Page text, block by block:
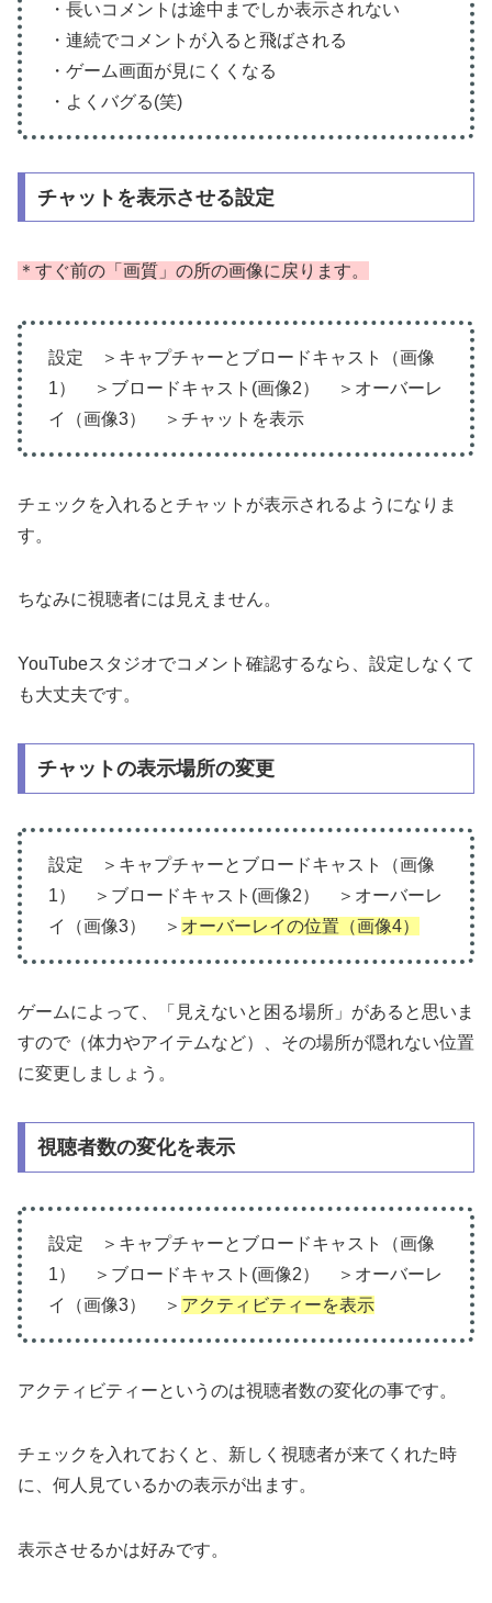
・長いコメントは途中までしか表示されない
・連続でコメントが入ると飛ばされる
・ゲーム画面が見にくくなる
・よくバグる(笑)
チャットを表示させる設定
＊ すぐ前の「画質」の所の画像に戻ります。
設定 ＞キャプチャーとブロードキャスト（画像
1） ＞ブロードキャスト(画像2） ＞オーバーレ
イ（画像3） ＞チャットを表示
チェックを入れるとチャットが表示されるようになりま
す。
ちなみに視聴者には見えません。
YouTubeスタジオでコメント確認するなら、設定しなくて
も大丈夫です。
チャットの表示場所の変更
設定 ＞キャプチャーとブロードキャスト（画像
1） ＞ブロードキャスト(画像2） ＞オーバーレ
イ（画像3） ＞ オーバーレイの位置（画像4）
ゲームによって、「見えないと困る場所」があると思いま
すので（体力やアイテムなど）、その場所が隠れない位置
に変更しましょう。
視聴者数の変化を表示
設定 ＞キャプチャーとブロードキャスト（画像
1） ＞ブロードキャスト(画像2） ＞オーバーレ
イ（画像3） ＞ アクティビティーを表示
アクティビティーというのは視聴者数の変化の事です。
チェックを入れておくと、新しく視聴者が来てくれた時
に、何人見ているかの表示が出ます。
表示させるかは好みです。